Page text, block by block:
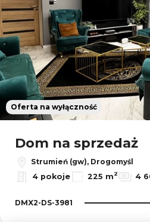
Oferta na wyłączność
Dom na sprzedaż
Strumień (gw), Drogomyśl
4 pokoje
225 m2 4
DMX2-DS-3981